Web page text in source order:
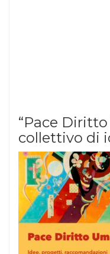
“Pace
collettivo di